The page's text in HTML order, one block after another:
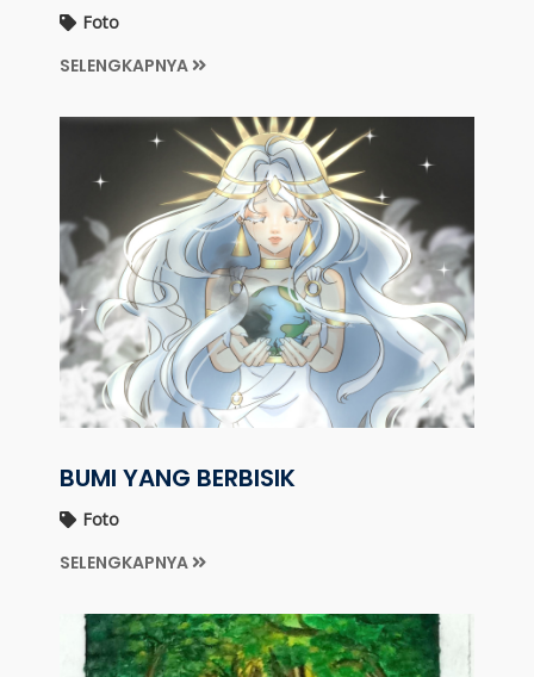
Foto
SELENGKAPNYA
BUMI YANG BERBISIK
Foto
SELENGKAPNYA